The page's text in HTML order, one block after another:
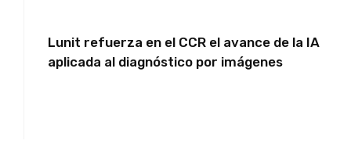
Lunit refuerza en el CCR el avance de la IA
aplicada al diagnóstico por imágenes